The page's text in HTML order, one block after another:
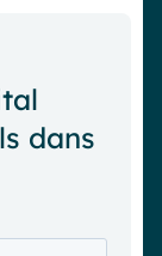
dans